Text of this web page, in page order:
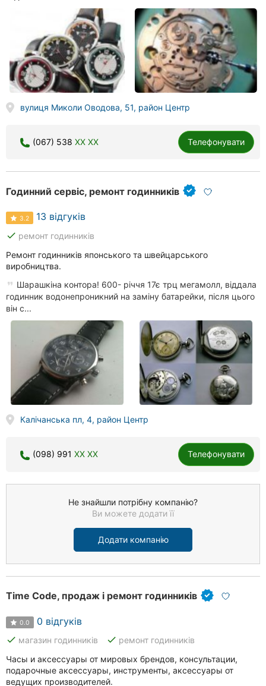
вулиця Миколи Оводова, 51, район Центр
(067) 538 XX XX Телефонувати
Годинний сервіс, ремонт годинників
3.2 13 відгуків
done ремонт годинників
Ремонт годинників японського та швейцарського
виробництва.
Шарашкіна контора! 600- річчя 17є трц мегамолл, віддала
годинник водонепроникний на заміну батарейки, після цього
він с...
Калічанська пл, 4, район Центр
(098) 991 XX XX Телефонувати
Не знайшли потрібну компанію?
Ви можете додати її
Додати компанію
Time Code, продаж і ремонт годинників
0.0 0 відгуків
done магазин годинників done ремонт годинників
Часы и аксессуары от мировых брендов, консультации,
подарочные аксессуары, инструменты, аксессуары от
ведущих производителей.